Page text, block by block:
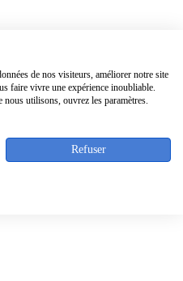
de nos visiteurs, améliorer notre site
faire vivre une expérience inoubliable.
utilisons, ouvrez les paramètres.
Refuser